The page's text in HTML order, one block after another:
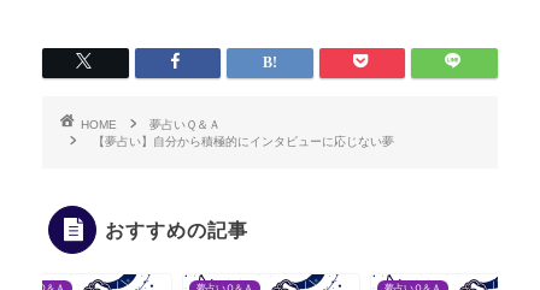
HOME
夢占いＱ＆Ａ
【夢占い】自分から積極的にインタビューに応じない夢
おすすめの記事